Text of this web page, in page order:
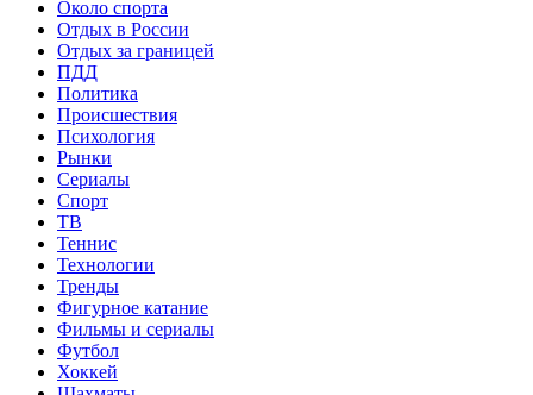
Около спорта
Отдых в России
Отдых за границей
ПДД
Политика
Происшествия
Психология
Рынки
Сериалы
Спорт
ТВ
Теннис
Технологии
Тренды
Фигурное катание
Фильмы и сериалы
Футбол
Хоккей